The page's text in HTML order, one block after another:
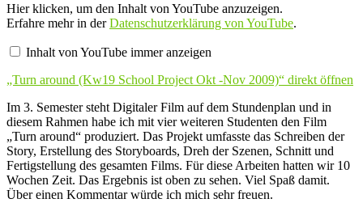
„Turn
around
(Kw19
School
Project
-
2009)“
von
YouTube
anzeigen
Hier klicken, um den Inhalt von YouTube anzuzeigen.
Erfahre mehr in derDatenschutzerklärung von YouTube.
Inhalt von YouTube immer anzeigen
„Turn around (Kw19 School Project Okt -Nov 2009)“ direkt öffnen
Im 3. Semester steht Digitaler Film auf dem Stundenplan und in
diesem Rahmen habe ich mit vier weiteren Studenten den Film
„Turn around“ produziert. Das Projekt umfasste das Schreiben der
Story, Erstellung des Storyboards, Dreh der Szenen, Schnitt und
Fertigstellung des gesamten Films. Für diese Arbeiten hatten wir 10
Wochen Zeit. Das Ergebnis ist oben zu sehen. Viel Spaß damit.
Über einen Kommentar würde ich mich sehr freuen.